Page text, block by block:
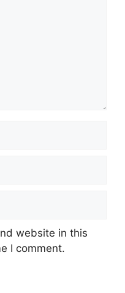
website in this
I comment.